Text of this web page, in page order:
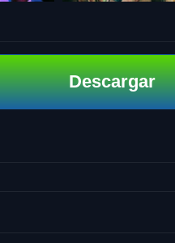
Descargar